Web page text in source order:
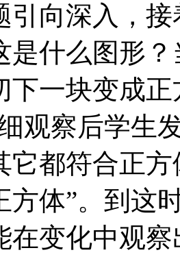
引向深入，
是什么图形
下一块变成
观察后学生
它都符合正
方体”。到这
在变化中观